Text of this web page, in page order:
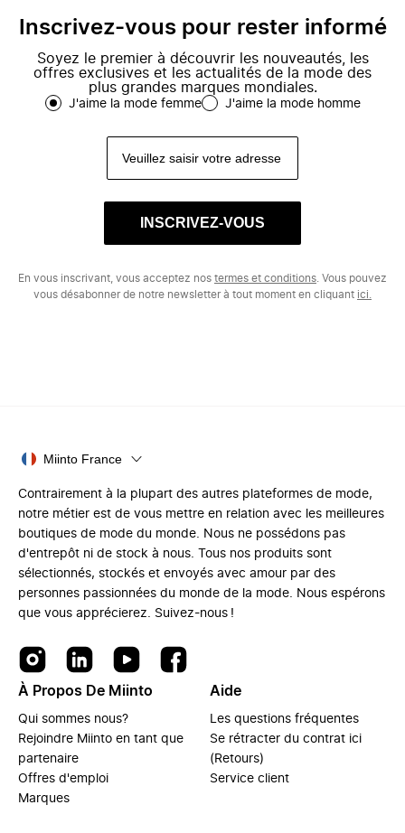
Inscrivez-vous pour rester informé
Soyez le premier à découvrir les nouveautés, les
offres exclusives et les actualités de la mode des
plus grandes marques mondiales.
J'aime la mode femme J'aime la mode homme
INSCRIVEZ-VOUS
En vous inscrivant, vous acceptez nos termes et conditions . Vous pouvez
vous désabonner de notre newsletter à tout moment en cliquant ici.
Miinto France
Contrairement à la plupart des autres plateformes de mode,
notre métier est de vous mettre en relation avec les meilleures
boutiques de mode du monde. Nous ne possédons pas
d'entrepôt ni de stock à nous. Tous nos produits sont
sélectionnés, stockés et envoyés avec amour par des
personnes passionnées du monde de la mode. Nous espérons
que vous apprécierez. Suivez-nous !
À Propos De Miinto
Qui sommes nous?
Rejoindre Miinto en tant que
partenaire
Offres d'emploi
Marques
Aide
Les questions fréquentes
Se rétracter du contrat ici
(Retours)
Service client